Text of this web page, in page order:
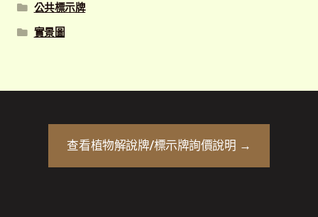
公共標示牌
實景圖
查看植物解說牌/標示牌詢價說明 →